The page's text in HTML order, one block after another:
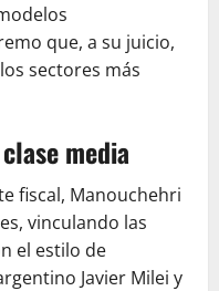
que, a su juicio,
sectores más
media
fiscal, Manouchehri
vinculando las
el estilo de
Javier Milei y